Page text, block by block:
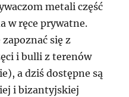
metali część
w ręce prywatne.
się z
i bulli z terenów
a dziś dostępne są
i bizantyjskiej